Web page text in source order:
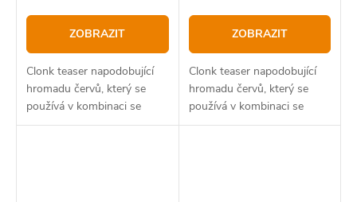
ZOBRAZIT
Clonk teaser napodobující
hromadu červů, který se
používá v kombinaci se
skutečnými červy.
ZOBRAZIT
Clonk teaser napodobující
hromadu červů, který se
používá v kombinaci se
skutečnými červy.